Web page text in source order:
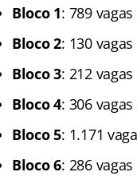
Bloco 1: 789
Bloco 2: 130
Bloco 3: 212
Bloco 4: 306
Bloco 5: 1.171
Bloco 6: 286